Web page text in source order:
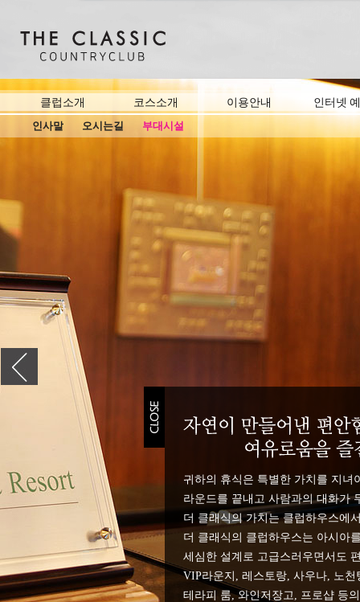
클럽소개
인사말 오시는길 부대시설
코스소개 이용안내 인터넷
귀하의 휴식은 특별한 가치를 지녀
라운드를 끝내고 사람과의 대화가
더 클래식의 가치는 클럽하우스에
더 클래식의 클럽하우스는 아시아
세심한 설계로 고급스러우면서도
VIP라운지, 레스토랑, 사우나, 노
테라피 룸, 와인저장고, 프로샵 등